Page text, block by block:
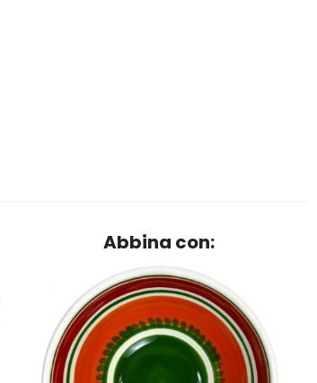
Abbina con: